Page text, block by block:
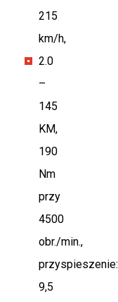
215
km/h,
2.0
–
145
KM,
190
Nm
przy
4500
obr./min.,
przyspieszenie:
9,5